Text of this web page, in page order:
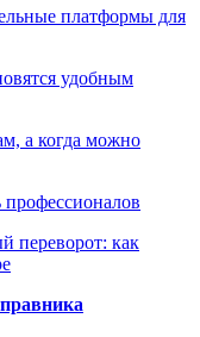
платформы для
удобным
а когда можно
профессионалов
переворот: как